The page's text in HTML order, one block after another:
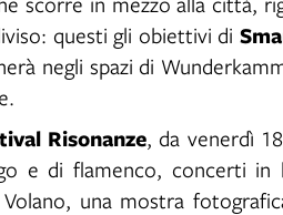
questi gli obiettivi di
negli spazi di
Risonanze, da venerdì
e di flamenco, concerti in
una mostra